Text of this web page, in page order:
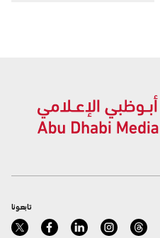
تابعونا